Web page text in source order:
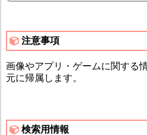
注意事項
画像やアプリ・ゲームに関する
元に帰属します。
検索用情報